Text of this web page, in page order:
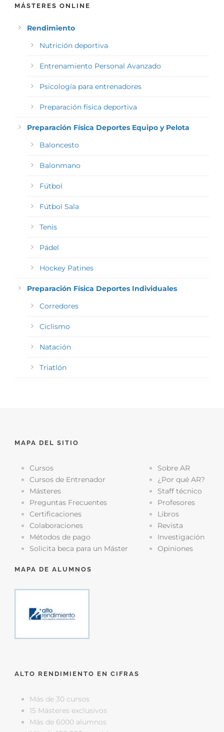
MÁSTERES ONLINE
Rendimiento
Nutrición deportiva
Entrenamiento Personal Avanzado
Psicología para entrenadores
Preparación física deportiva
Preparación Física Deportes Equipo y Pelota
Baloncesto
Balonmano
Fútbol
Fútbol Sala
Tenis
Pádel
Hockey Patines
Preparación Física Deportes Individuales
Corredores
Ciclismo
Natación
Triatlón
MAPA DEL SITIO
Cursos
Cursos de Entrenador
Másteres
Preguntas Frecuentes
Certificaciones
Colaboraciones
Métodos de pago
Solicita beca para un Máster
Sobre AR
¿Por qué AR?
Staff técnico
Profesores
Libros
Revista
Investigación
Opiniones
MAPA DE ALUMNOS
ALTO RENDIMIENTO EN CIFRAS
Más de 30 cursos
15 Másteres exclusivos
Más de 6000 alumnos